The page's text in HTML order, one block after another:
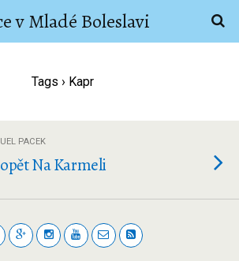
v Mladé Boleslavi
Tags › Kapr
PACEK
Na Karmeli